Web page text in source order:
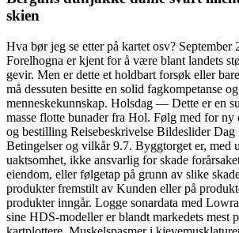
skien
Hva bør jeg se etter på kartet osv? September
Forelhogna er kjent for å være blant landets
gevir. Men er dette et holdbart forsøk eller
må dessuten besitte en solid fagkompetanse
menneskekunnskap. Holsdag — Dette er en
masse flotte bunader fra Hol. Følg med for ny
og bestilling Reisebeskrivelse Bildeslider
Betingelser og vilkår 9.7. Byggtorget er, med
uaktsomhet, ikke ansvarlig for skade
eiendom, eller følgetap på grunn av slike
produkter fremstilt av Kunden eller på
produkter inngår. Logge sonardata med
sine HDS-modeller er blandt markedets mest